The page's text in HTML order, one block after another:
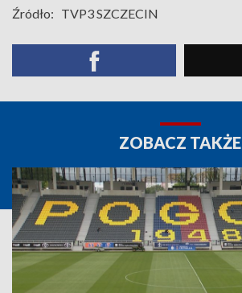
Źródło: TVP3 SZCZECIN
ZOBACZ TAKŻE